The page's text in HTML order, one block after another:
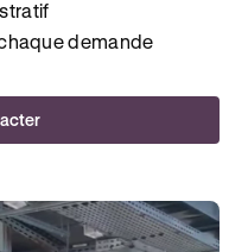
demande